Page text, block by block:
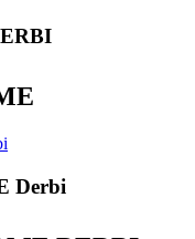
Derbi